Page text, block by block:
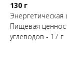
130 г
Энергетическая
Пищевая
углеводов - 17 г